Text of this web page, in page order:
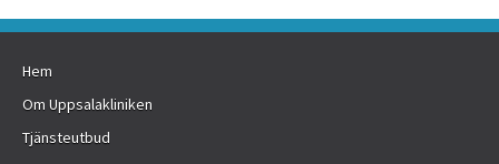
Hem
Om Uppsalakliniken
Tjänsteutbud